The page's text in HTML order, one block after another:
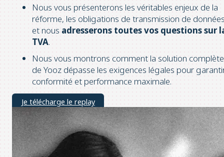
Nous vous présenterons les véritables enjeux de la
réforme, les obligations de transmission de
et nous adresserons toutes vos questions sur
TVA.
Nous vous montrons comment la solution complète
de Yooz dépasse les exigences légales pour
conformité et performance maximale.
Je télécharge le replay